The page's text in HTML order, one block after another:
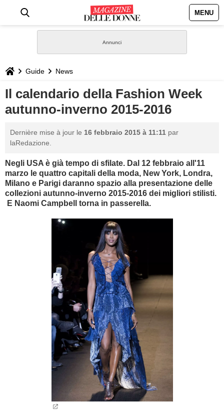
MENU
STILE
BIOGRAFIE
DEFINIZIONI
GASTRONOMIA
CAPELLI
Guide News
Il calendario della Fashion Week
autunno-inverno 2015-2016
Dernière mise à jour le 16 febbraio 2015 à 11:11 par
laRedazione.
Negli USA è già tempo di sfilate. Dal 12 febbraio all'11
marzo le quattro capitali della moda, New York, Londra,
Milano e Parigi daranno spazio alla presentazione delle
collezioni autunno-inverno 2015-2016 dei migliori stilisti.
E Naomi Campbell torna in passerella.